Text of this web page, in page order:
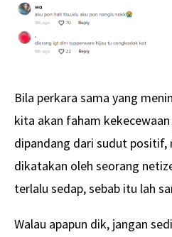
Bila perkara sama yang
kita akan faham
dipandang dari sudut positif,
dikatakan oleh seorang
terlalu sedap, sebab itu lah
Walau apapun dik, jangan